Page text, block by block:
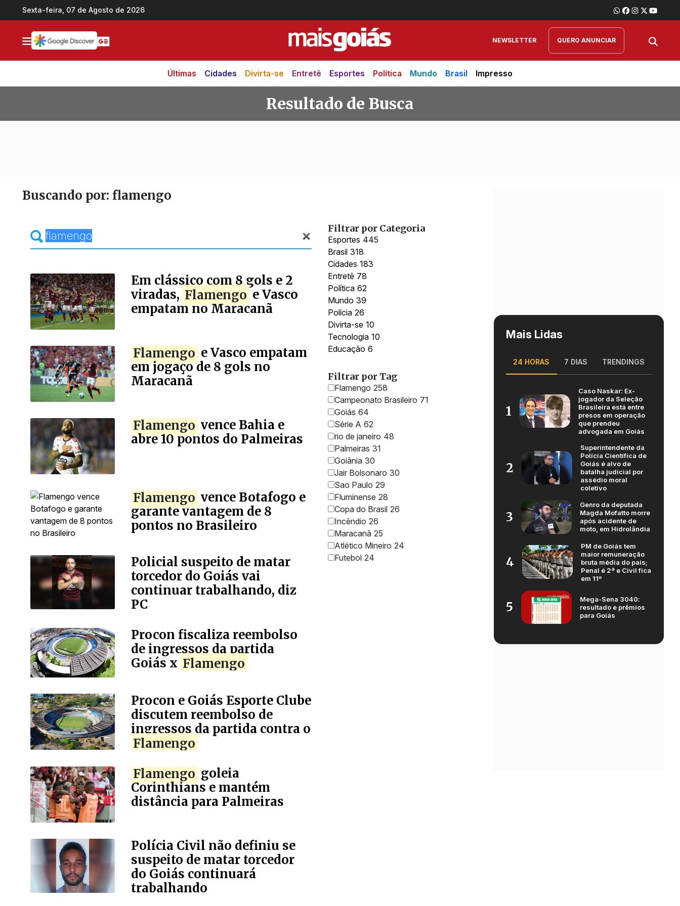
Ir direto pro conteúdo
Sexta-feira, 07 de Agosto de 2026
NEWSLETTER QUERO ANUNCIAR
Últimas Cidades Divirta-se Entretê Esportes Política Mundo Brasil Impresso
Resultado de Busca
Buscando por: flamengo
Em clássico com 8 gols e 2
viradas, Flamengo e Vasco
empatam no Maracanã
Flamengo e Vasco empatam
em jogaço de 8 gols no
Maracanã
Flamengo vence Bahia e
abre 10 pontos do Palmeiras
Flamengo vence Botafogo e
garante vantagem de 8
pontos no Brasileiro
Policial suspeito de matar
torcedor do Goiás vai
continuar trabalhando, diz
PC
Procon fiscaliza reembolso
de ingressos da partida
Goiás x Flamengo
Procon e Goiás Esporte Clube
discutem reembolso de
ingressos da partida contra o
Flamengo
Flamengo goleia
Corinthians e mantém
distância para Palmeiras
Polícia Civil não definiu se
suspeito de matar torcedor
do Goiás continuará
trabalhando
Filtrar por Categoria
Esportes 445
Brasil 318
Cidades 183
Entretê 78
Política 62
Mundo 39
Polícia 26
Divirta-se 10
Tecnologia 10
Educação 6
Filtrar por Tag
Flamengo 258
Campeonato Brasileiro 71
Goiás 64
Série A 62
rio de janeiro 48
Palmeiras 31
Goiânia 30
Jair Bolsonaro 30
Sao Paulo 29
Fluminense 28
Copa do Brasil 26
Incêndio 26
Maracanã 25
Atlético Mineiro 24
Futebol 24
Mais Lidas
24 HORAS 7 DIAS TRENDINGS
1
Caso Naskar: Ex-
jogador da Seleção
Brasileira está entre
presos em operação
que prendeu
advogada em Goiás
2
Superintendente da
Polícia Científica de
Goiás é alvo de
batalha judicial por
assédio moral
coletivo
3
Genro da deputada
Magda Mofatto morre
após acidente de
moto, em Hidrolândia
4
PM de Goiás tem
maior remuneração
bruta média do país;
Penal é 2ª e Civil fica
em 11º
5
Mega-Sena 3040:
resultado e prêmios
para Goiás